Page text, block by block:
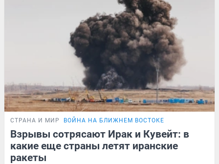
СТРАНА И МИР ВОЙНА НА БЛИЖНЕМ ВОСТОКЕ
Взрывы сотрясают Ирак и Кувейт: в
какие еще страны летят иранские
ракеты